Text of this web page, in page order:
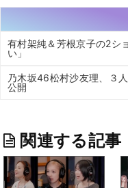
有村架純＆芳根京子の2シ
い」
乃木坂46松村沙友理、３
公開
関連する記事